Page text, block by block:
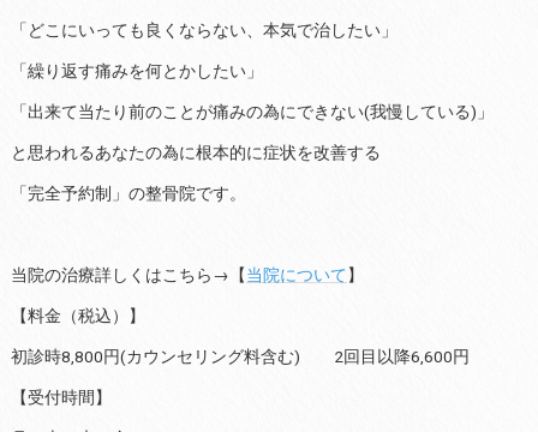
「どこにいっても良くならない、本気で治したい」
「繰り返す痛みを何とかしたい」
「出来て当たり前のことが痛みの為にできない(我慢している)」
と思われるあなたの為に根本的に症状を改善する
「完全予約制」の整骨院です。
当院の治療詳しくはこちら→【当院について】
【料金（税込）】
初診時8,800円(カウンセリング料含む) 2回目以降6,600円
【受付時間】